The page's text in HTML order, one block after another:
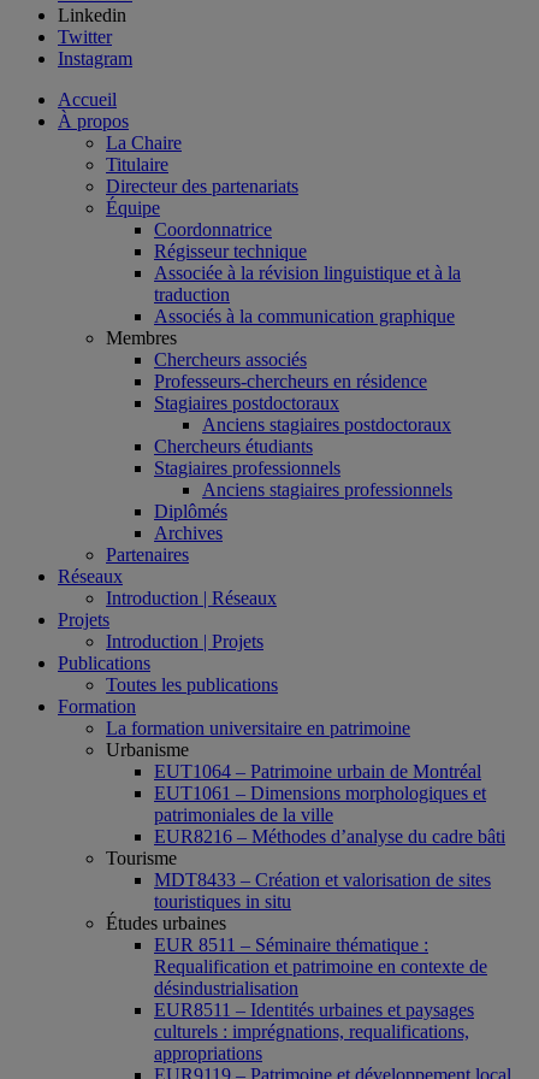
Linkedin
Twitter
Instagram
Accueil
À propos
La Chaire
Titulaire
Directeur des partenariats
Équipe
Coordonnatrice
Régisseur technique
Associée à la révision linguistique et à la
traduction
Associés à la communication graphique
Membres
Chercheurs associés
Professeurs-chercheurs en résidence
Stagiaires postdoctoraux
Anciens stagiaires postdoctoraux
Chercheurs étudiants
Stagiaires professionnels
Anciens stagiaires professionnels
Diplômés
Archives
Partenaires
Réseaux
Introduction | Réseaux
Projets
Introduction | Projets
Publications
Toutes les publications
Formation
La formation universitaire en patrimoine
Urbanisme
EUT1064 – Patrimoine urbain de Montréal
EUT1061 – Dimensions morphologiques et
patrimoniales de la ville
EUR8216 – Méthodes d’analyse du cadre bâti
Tourisme
MDT8433 – Création et valorisation de sites
touristiques in situ
Études urbaines
EUR 8511 – Séminaire thématique :
Requalification et patrimoine en contexte de
désindustrialisation
EUR8511 – Identités urbaines et paysages
culturels : imprégnations, requalifications,
appropriations
EUR9119 – Patrimoine et développement local